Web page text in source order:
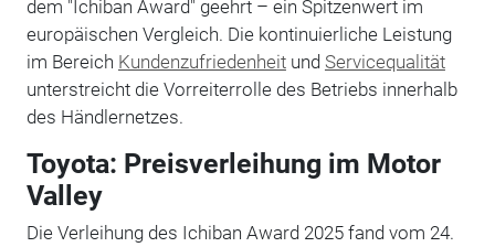
dem "Ichiban Award" geehrt – ein Spitzenwert im
europäischen Vergleich. Die kontinuierliche Leistung
im Bereich Kundenzufriedenheitund Servicequalität
unterstreicht die Vorreiterrolle des Betriebs innerhalb
des Händlernetzes.
Toyota: Preisverleihung im Motor
Valley
Die Verleihung des Ichiban Award 2025 fand vom 24.